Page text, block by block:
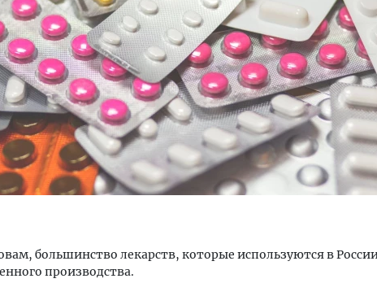
большинство лекарств, которые используются в
производства.
архитектурных идей.
директор компании
— об эстетике городов,
Двухуровневые номера и
Каким будет новый бутик-
«Белкур» в Белокурихе